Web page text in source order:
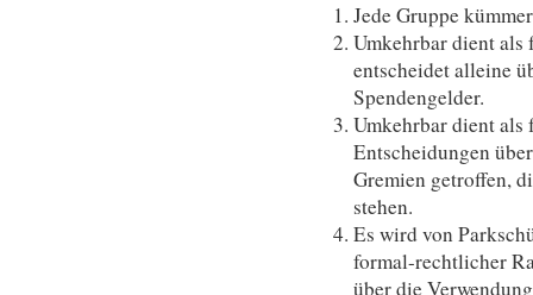
Jede Gruppe
Umkehrbar dient
entscheidet alleine
Spendengelder.
Umkehrbar dient
Entscheidungen
Gremien getroffen,
stehen.
Es wird von
formal-rechtlicher
über die